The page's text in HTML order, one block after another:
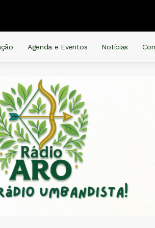
Mãe Andreia de Oxóssi
Agenda e Eventos Notícias